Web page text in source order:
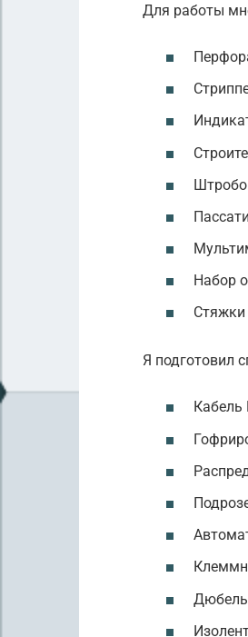
Для работы
Набор
Я подготовил
Кабель